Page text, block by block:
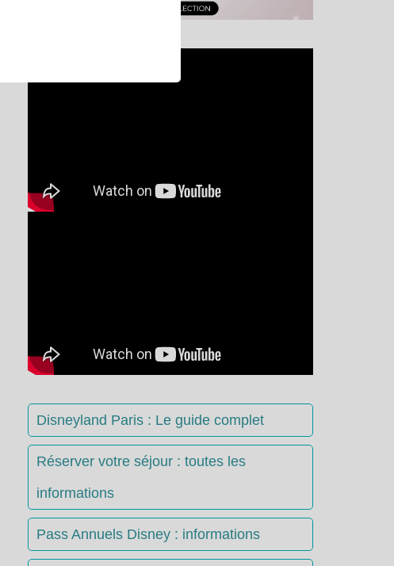
Disneyland Paris : Le guide complet
Réserver votre séjour : toutes les
informations
Pass Annuels Disney : informations